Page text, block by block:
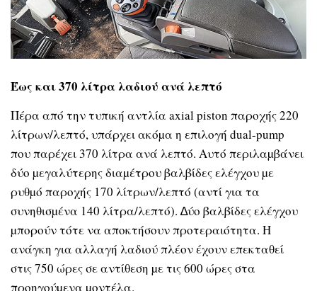
Έως και 370 λίτρα λαδιού ανά λεπτό
Πέρα από την τυπική αντλία axial piston παροχής 220
λίτρων/λεπτό, υπάρχει ακόµα η επιλογή dual-pump
που παρέχει 370 λίτρα ανά λεπτό. Αυτό περιλαµβάνει
δύο µεγαλύτερης διαµέτρου βαλβίδες ελέγχου µε
ρυθµό παροχής 170 λίτρων/λεπτό (αντί για τα
συνηθισµένα 140 λίτρα/λεπτό). ∆ύο βαλβίδες ελέγχου
µπορούν τότε να αποκτήσουν προτεραιότητα. Η
ανάγκη για αλλαγή λαδιού πλέον έχουν επεκταθεί
στις 750 ώρες σε αντίθεση µε τις 600 ώρες στα
προηγούµενα µοντέλα.